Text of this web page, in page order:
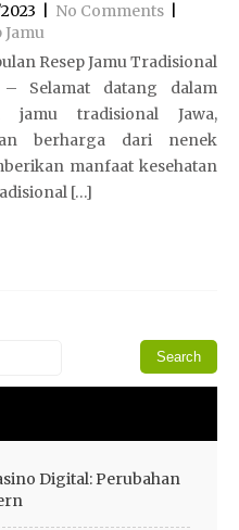
No Comments
Jamu
Resep Jamu Tradisional
– Selamat datang dalam
jamu tradisional Jawa,
berharga dari nenek
manfaat kesehatan
[…]
Digital: Perubahan